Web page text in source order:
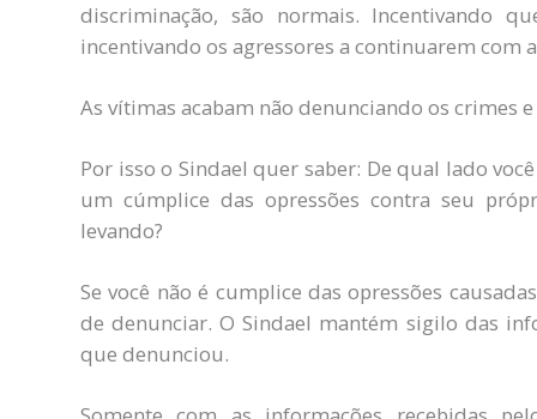
discriminação, são normais. Incentivando
incentivando os agressores a continuarem com
As vítimas acabam não denunciando os crimes
Por isso o Sindael quer saber: De qual lado
um cúmplice das opressões contra seu
levando?
Se você não é cumplice das opressões
de denunciar. O Sindael mantém sigilo das
que denunciou.